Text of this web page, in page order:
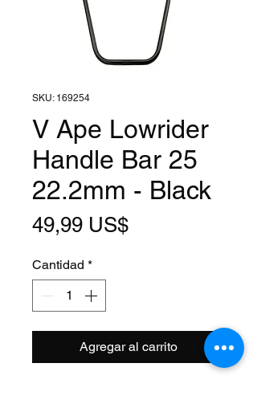
SKU: 169254
V Ape Lowrider
Handle Bar 25
22.2mm - Black
49,99 US$Precio
Cantidad *
Agregar al carrito